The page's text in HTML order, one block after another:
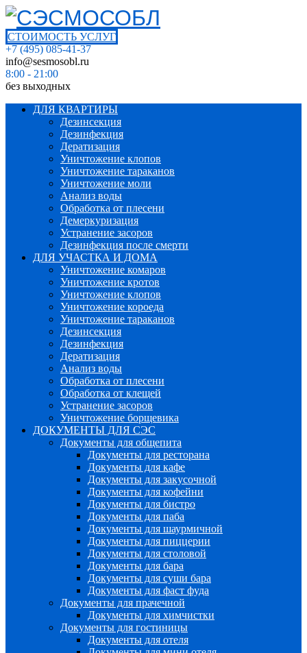
СТОИМОСТЬ УСЛУГ
+7 (495) 085-41-37
info@sesmosobl.ru
8:00 - 21:00
без выходных
ДЛЯ КВАРТИРЫ
Дезинсекция
Дезинфекция
Дератизация
Уничтожение клопов
Уничтожение тараканов
Уничтожение моли
Анализ воды
Обработка от плесени
Демеркуризация
Устранение засоров
Дезинфекция после смерти
ДЛЯ УЧАСТКА И ДОМА
Уничтожение комаров
Уничтожение кротов
Уничтожение клопов
Уничтожение короеда
Уничтожение тараканов
Дезинсекция
Дезинфекция
Дератизация
Анализ воды
Обработка от плесени
Обработка от клещей
Устранение засоров
Уничтожение борщевика
ДОКУМЕНТЫ ДЛЯ СЭС
Документы для общепита
Документы для ресторана
Документы для кафе
Документы для закусочной
Документы для кофейни
Документы для бистро
Документы для паба
Документы для шаурмичной
Документы для пиццерии
Документы для столовой
Документы для бара
Документы для суши бара
Документы для фаст фуда
Документы для прачечной
Документы для химчистки
Документы для гостиницы
Документы для отеля